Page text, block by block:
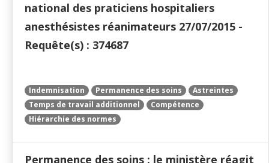
national des praticiens hospitaliers
anesthésistes réanimateurs 27/07/2015 -
Requête(s) : 374687
Indemnisation Permanence des soins
Astreintes
Temps de travail additionnel
Compétence
Hiérarchie des normes
Permanence des soins : le ministère réagit